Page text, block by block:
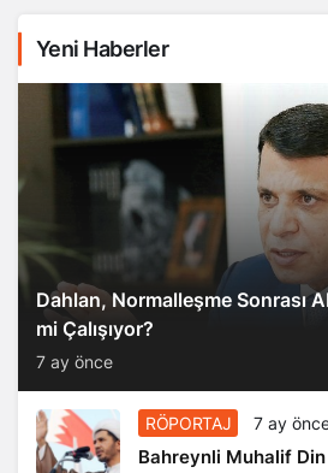
Yeni Haberler
Dahlan, Normalleşme Sonrası
mi Çalışıyor?
7 ay önce
RÖPORTAJ 7 ay
Bahreynli Muhalif Din